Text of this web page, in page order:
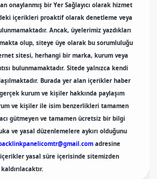
onaylanmış bir Yer Sağlayıcı olarak hizmet
içerikleri proaktif olarak denetleme veya
Ancak, üyelerimiz yazdıkları
olup, siteye üye olarak bu sorumluluğu
sitesi, herhangi bir marka, kurum veya
bulunmamaktadır. Sitede yalnızca kendi
Burada yer alan içerikler haber
kurum ve kişiler hakkında paylaşım
ve kişiler ile isim benzerlikleri tamamen
gütmeyen ve tamamen ücretsiz bir bilgi
ve yasal düzenlemelere aykırı olduğunu
adresine
yasal süre içerisinde sitemizden
kaldırılacaktır.